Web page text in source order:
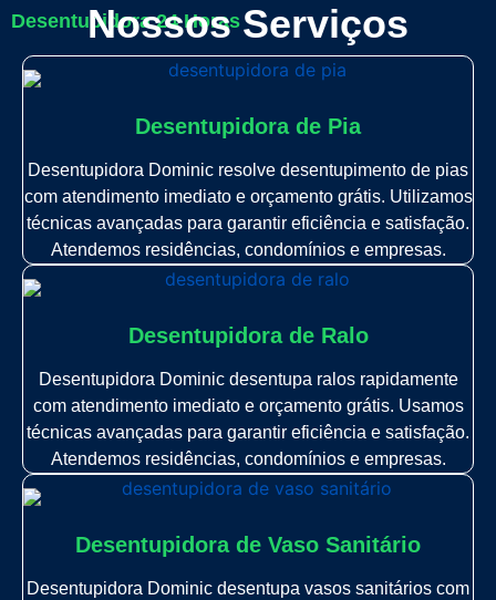
Desentupidora 24 Horas
Nossos Serviços
Desentupidora de Pia
Desentupidora Dominic resolve desentupimento de pias
com atendimento imediato e orçamento grátis. Utilizamos
técnicas avançadas para garantir eficiência e satisfação.
Atendemos residências, condomínios e empresas.
Desentupidora de Ralo
Desentupidora Dominic desentupa ralos rapidamente
com atendimento imediato e orçamento grátis. Usamos
técnicas avançadas para garantir eficiência e satisfação.
Atendemos residências, condomínios e empresas.
Desentupidora de Vaso Sanitário
Desentupidora Dominic desentupa vasos sanitários com